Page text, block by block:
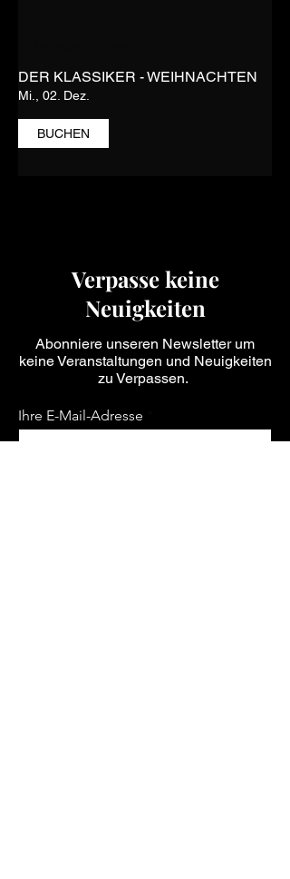
DER KLASSIKER - WEIHNACHTEN
Mi., 02. Dez.
BUCHEN
Verpasse keine
Neuigkeiten
Abonniere unseren Newsletter um
keine Veranstaltungen und Neuigkeiten
zu Verpassen.
Ihre E-Mail-Adresse